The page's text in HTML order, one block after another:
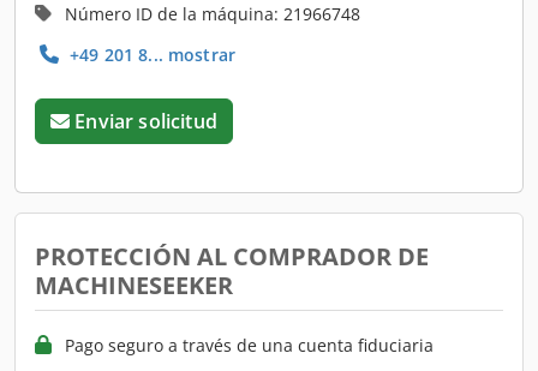
Número ID de la máquina: 21966748
+49 201 8... mostrar
Enviar solicitud
PROTECCIÓN AL COMPRADOR DE
MACHINESEEKER
Pago seguro a través de una cuenta fiduciaria